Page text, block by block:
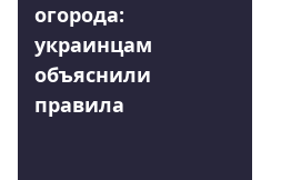
огорода:
украинцам
объяснили
правила